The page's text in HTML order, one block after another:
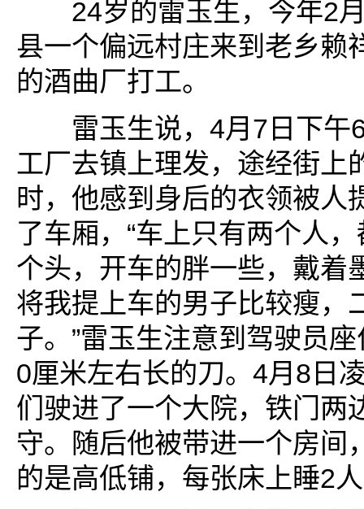
24岁的雷玉生，今年2月
县一个偏远村庄来到老乡赖
的酒曲厂打工。
雷玉生说，4月7日下午6
工厂去镇上理发，途经街上
时，他感到身后的衣领被人
了车厢，“车上只有两个人
个头，开车的胖一些，戴着
将我提上车的男子比较瘦，
子。”雷玉生注意到驾驶员
0厘米左右长的刀。4月8日
们驶进了一个大院，铁门两
守。随后他被带进一个房间
的是高低铺，每张床上睡2